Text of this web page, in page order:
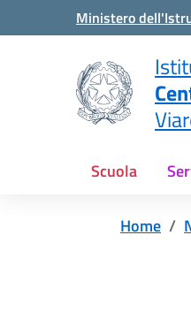
Vai ai contenuti
Vai al menu di navigazione
Ministero
Scuola
Home